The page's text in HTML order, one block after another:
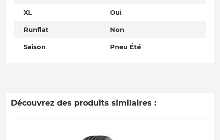
XL Oui
Runflat Non
Saison Pneu Été
Découvrez des produits similaires :